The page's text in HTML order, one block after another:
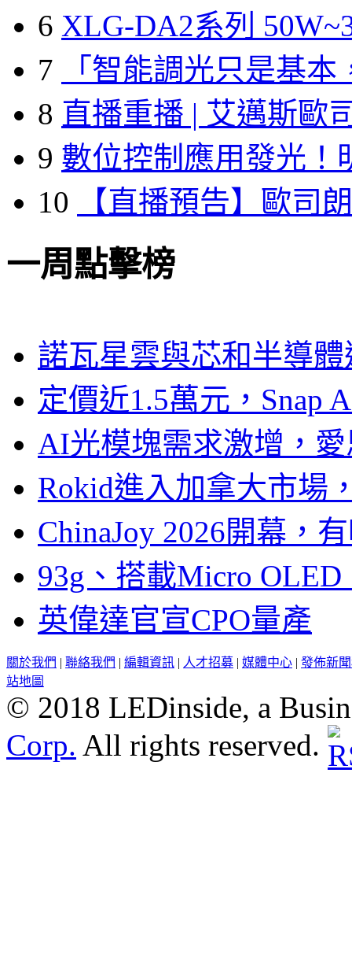
6 XLG-DA2系列
7
「智能調光只是基本
8 直播重播 | 艾邁斯歐
9 數位控制應用發光！
10
【直播預告】歐司
一周點擊榜
諾瓦星雲與芯和半導
定價近1.5萬元，Snap
AI光模塊需求激增，
Rokid進入加拿大市場
ChinaJoy 2026開幕，
93g、搭載Micro
英偉達官宣CPO量產
關於我們 | 聯絡我們 | 編輯資訊 | 人才招募 | 媒體中心 | 發佈新
站地圖
© 2018 LEDinside, a
Corp. All rights reserved.